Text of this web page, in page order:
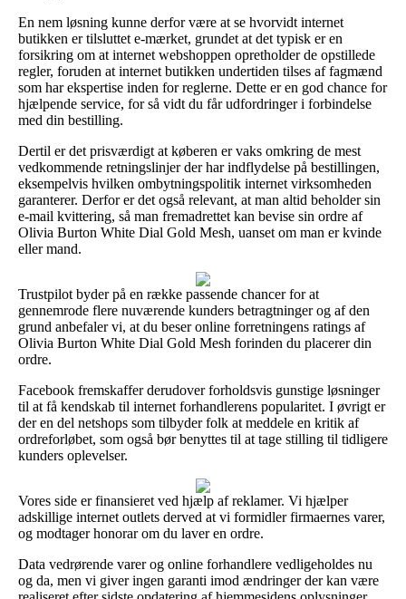
En nem løsning kunne derfor være at se hvorvidt internet
butikken er tilsluttet e-mærket, grundet at det typisk er en
forsikring om at internet webshoppen opretholder de opstillede
regler, foruden at internet butikken undertiden tilses af fagmænd
som har ekspertise inden for reglerne. Dette er en god chance for
hjælpende service, for så vidt du får udfordringer i forbindelse
med din bestilling.
Dertil er det prisværdigt at køberen er vaks omkring de mest
vedkommende retningslinjer der har indflydelse på bestillingen,
eksempelvis hvilken ombytningspolitik internet virksomheden
garanterer. Derfor er det også relevant, at man altid beholder sin
e-mail kvittering, så man fremadrettet kan bevise sin ordre af
Olivia Burton White Dial Gold Mesh, uanset om man er kvinde
eller mand.
Trustpilot byder på en række passende chancer for at
gennemrode flere nuværende kunders betragtninger og af den
grund anbefaler vi, at du beser online forretningens ratings af
Olivia Burton White Dial Gold Mesh forinden du placerer din
ordre.
Facebook fremskaffer derudover forholdsvis gunstige løsninger
til at få kendskab til internet forhandlerens popularitet. I øvrigt er
der en del netshops som tilbyder folk at meddele en kritik af
ordreforløbet, som også bør benyttes til at tage stilling til tidligere
kunders oplevelser.
Vores side er finansieret ved hjælp af reklamer. Vi hjælper
adskillige internet outlets derved at vi formidler firmaernes varer,
og modtager honorar om du laver en ordre.
Data vedrørende varer og online forhandlere vedligeholdes nu
og da, men vi giver ingen garanti imod ændringer der kan være